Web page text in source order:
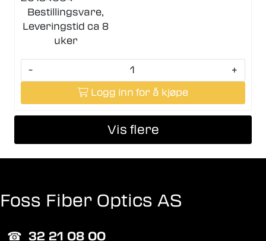
Bestillingsvare,
Leveringstid ca 8
uker
-
+
Logg inn for å kjøpe
Vis flere
Foss Fiber Optics AS
☎︎ 32 21 08 00